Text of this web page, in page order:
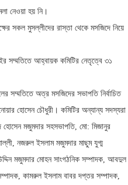
নেওয়া হয় নি।
সকল মুসল্লীদের রাস্তা থেকে মসজিদে নিয়ে
সম্মতিতে আহ্বায়ক কমিটির নেতৃত্বে ৩১
সম্মতিতে অত্র মসজিদের সভাপতি নির্বাচিত
হোসেন চৌধুরী। কমিটির অন্যান্য সদস্যরা
হোসেন মজুমদার সহসভাপতি, মো: মিজানুর
নজরুল ইসলাম মজুমদার মাছুম যুগ্ম
মজুমদার মোহন সাংগঠনিক সম্পাদক, আবদুল
কামরুল ইসলাম বাবর দপ্তর সম্পাদক,